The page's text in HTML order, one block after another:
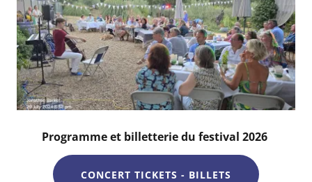
Programme et billetterie du festival 2026
CONCERT TICKETS - BILLETS